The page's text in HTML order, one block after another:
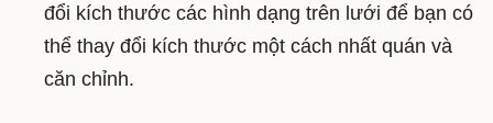
đổi kích thước các hình dạng trên lưới để bạn có
thể thay đổi kích thước một cách nhất quán và
căn chỉnh.